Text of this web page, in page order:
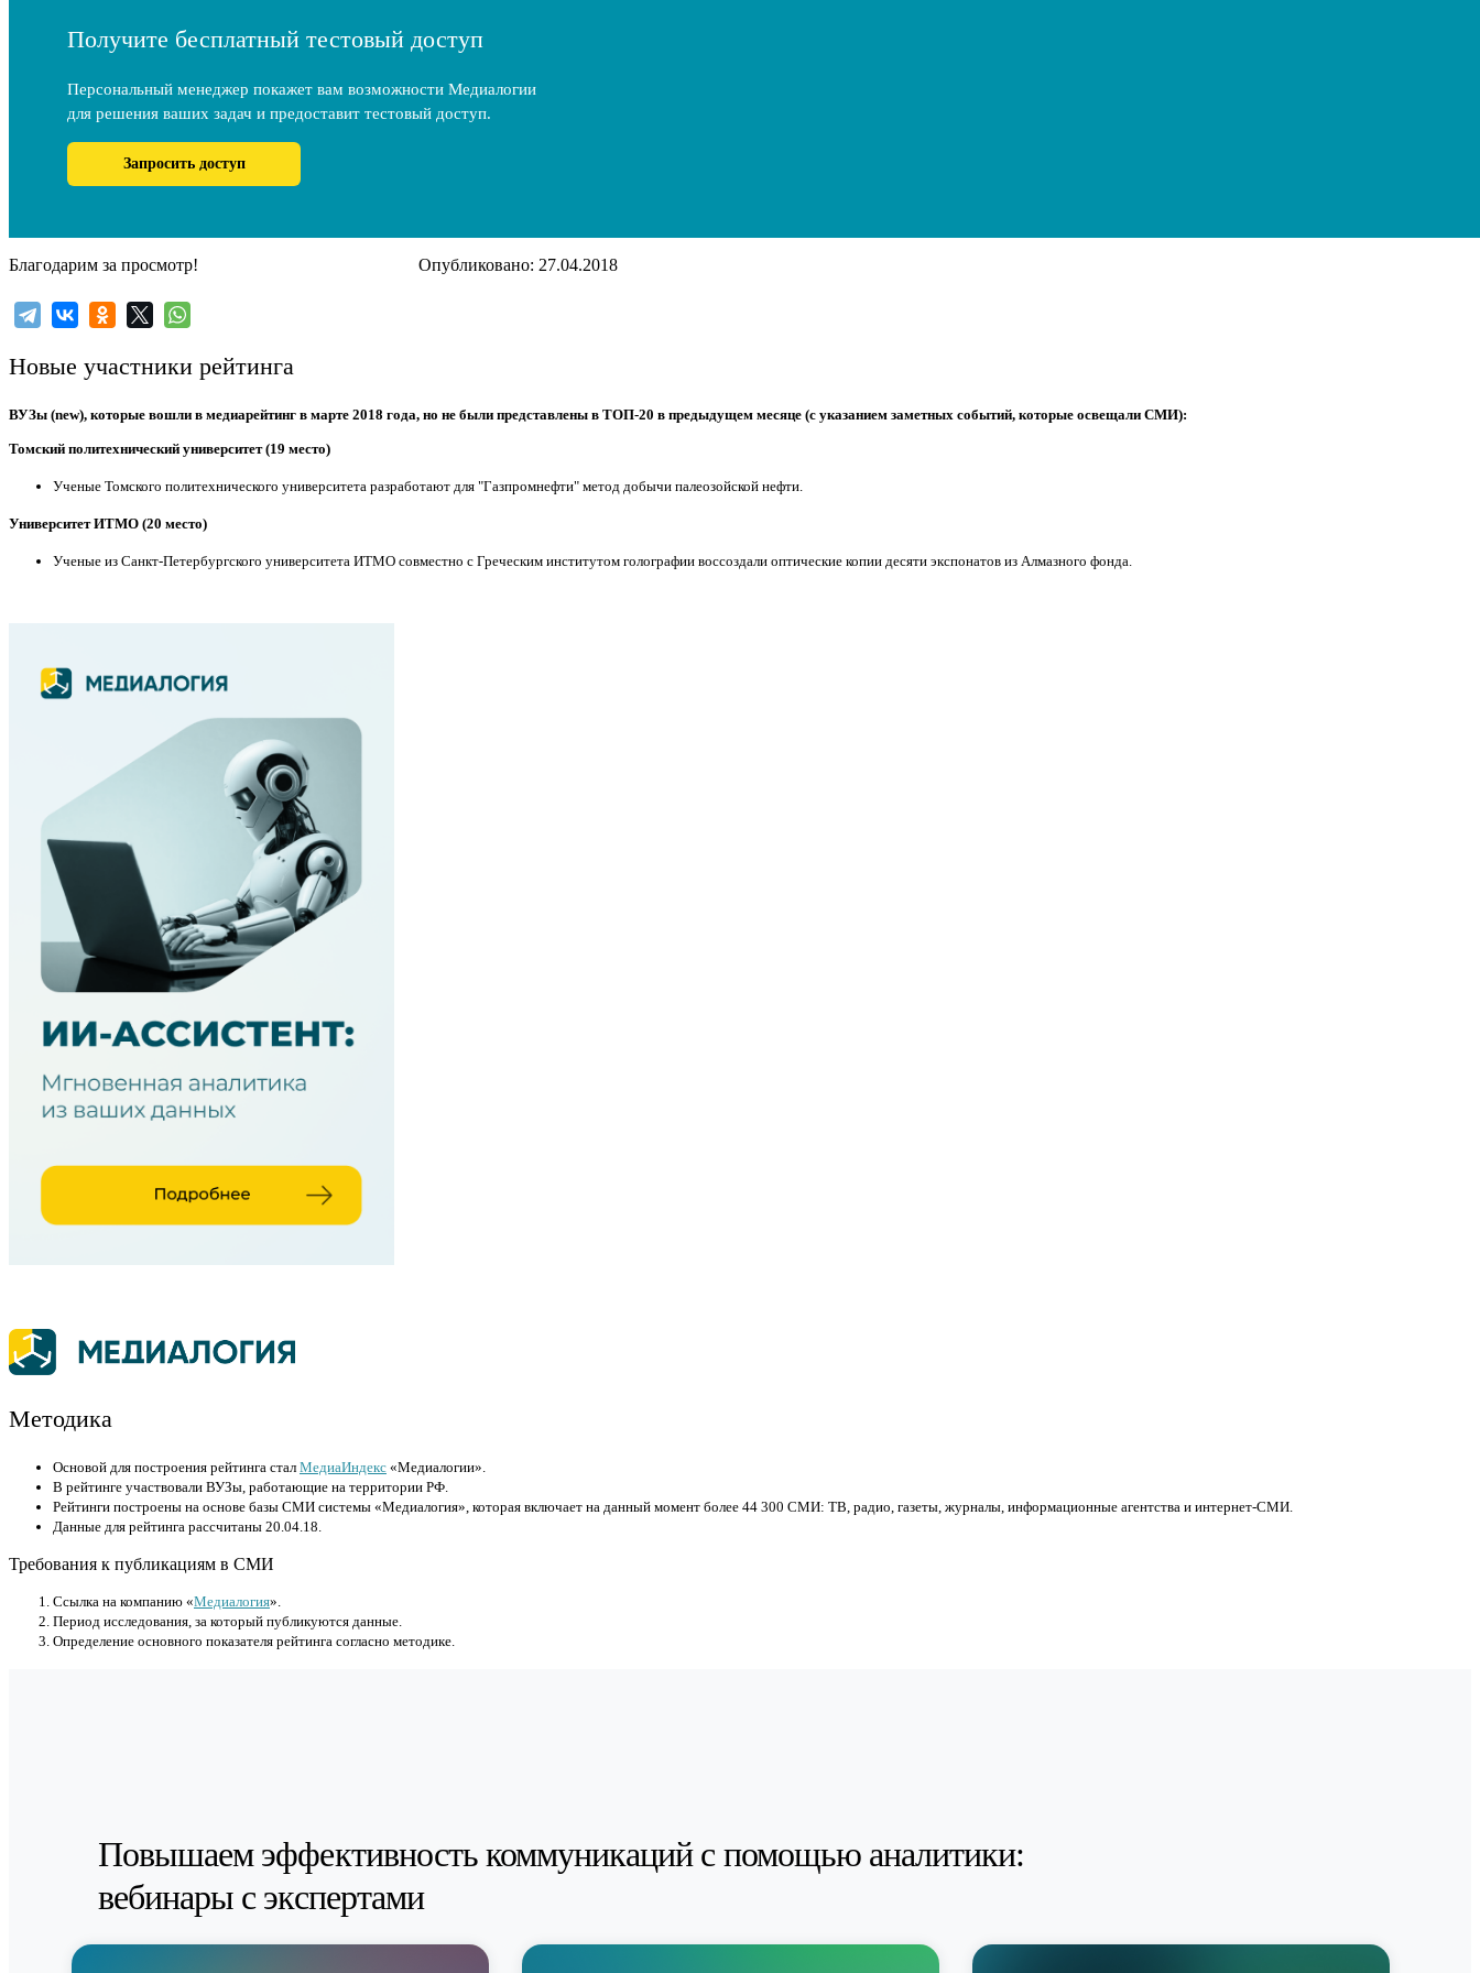
Получите бесплатный тестовый доступ
Персональный менеджер покажет вам возможности Медиалогии
для решения ваших задач и предоставит тестовый доступ.
Запросить доступ
Благодарим за просмотр! Опубликовано: 27.04.2018
Новые участники рейтинга
ВУЗы (new), которые вошли в медиарейтинг в марте 2018 года, но не были представлены в ТОП-20 в предыдущем месяце (с указанием заметных событий, которые освещали СМИ):
Томский политехнический университет (19 место)
Ученые Томского политехнического университета разработают для "Газпромнефти" метод добычи палеозойской нефти.
Университет ИТМО (20 место)
Ученые из Санкт-Петербургского университета ИТМО совместно с Греческим институтом голографии воссоздали оптические копии десяти экспонатов из Алмазного фонда.
Методика
Основой для построения рейтинга стал МедиаИндекс «Медиалогии».
В рейтинге участвовали ВУЗы, работающие на территории РФ.
Рейтинги построены на основе базы СМИ системы «Медиалогия», которая включает на данный момент более 44 300 СМИ: ТВ, радио, газеты, журналы, информационные агентства и интернет-СМИ.
Данные для рейтинга рассчитаны 20.04.18.
Требования к публикациям в СМИ
Cсылка на компанию «Медиалогия».
Период исследования, за который публикуются данные.
Определение основного показателя рейтинга согласно методике.
Повышаем эффективность коммуникаций с помощью аналитики:
вебинары с экспертами